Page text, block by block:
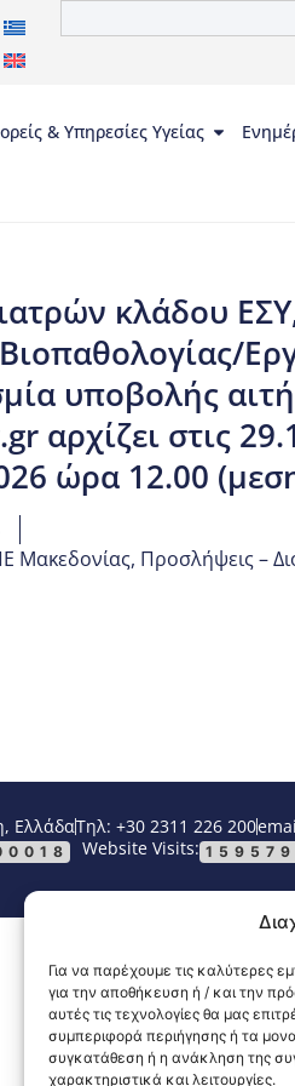
Για να παρέχουμε τις καλύτερες
για την αποθήκευση ή / και την
αυτές τις τεχνολογίες θα μας
συμπεριφορά περιήγησης ή τα
συγκατάθεση ή η ανάκληση της
χαρακτηριστικά και λειτουργίες.
& Υπηρεσίες Υγείας
κλάδου
υποβολής
αρχίζει στις
ώρα 12.00
Μακεδονίας, Προσλήψεις –
ΕλλάδαΤηλ: +30 2311 226 200
Website Visits: